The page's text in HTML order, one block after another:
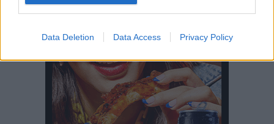
Data Deletion Data Access Privacy Policy
Δεύτερη πηγή εισοδήματος για τους επαγγελματίες
Ειδήσεις• πριν 2 ώρες
Ακαθάριστα οικόπεδα: Τι γίνεται όταν ο ιδιοκτήτης
δεν τα καθαρίσει – Πώς κινούνται δήμοι και ΠΣ,
ποιος πληρώνει τον λογαριασμό
Τοπικές Ειδήσεις• πριν 2 ώρες